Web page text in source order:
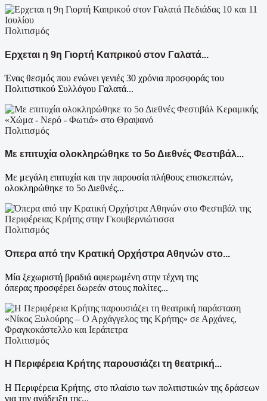
Πολιτισμός
Ερχεται η 9η Γιορτή Καπρικού στον Γαλατά...
Ένας θεσμός που ενώνει γενιές 30 χρόνια προσφοράς του
Πολιτιστικού Συλλόγου Γαλατά...
Πολιτισμός
Με επιτυχία ολοκληρώθηκε το 5ο Διεθνές Φεστιβάλ...
Με μεγάλη επιτυχία και την παρουσία πλήθους επισκεπτών,
ολοκληρώθηκε το 5ο Διεθνές...
Πολιτισμός
Όπερα από την Κρατική Ορχήστρα Αθηνών στο...
Μία ξεχωριστή βραδιά αφιερωμένη στην τέχνη της
όπερας προσφέρει δωρεάν στους πολίτες...
Πολιτισμός
Η Περιφέρεια Κρήτης παρουσιάζει τη θεατρική...
Η Περιφέρεια Κρήτης, στο πλαίσιο των πολιτιστικών της δράσεων
για την ανάδειξη της...